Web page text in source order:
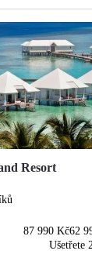
Resort
87 990 Kč62
Ušetřete